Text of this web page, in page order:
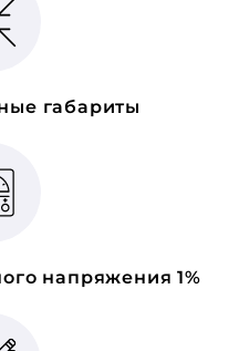
габариты
напряжения 1%